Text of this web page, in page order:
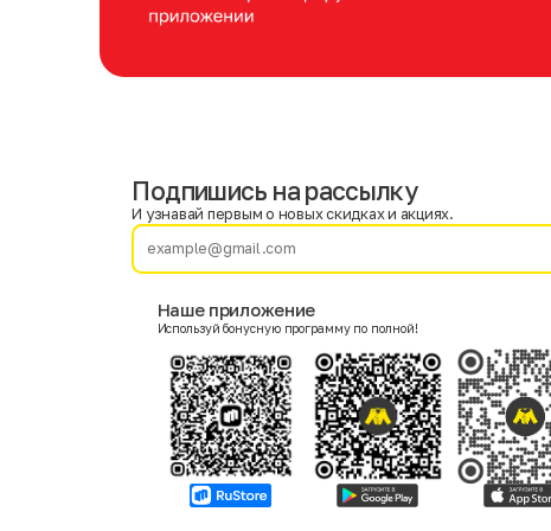
Фамилия
Женский
Согласие на получение чеков по электронной почте
Подпишись на рассылку
И узнавай первым о новых скидках и акциях.
Наше приложение
Используй бонусную программу по полной!